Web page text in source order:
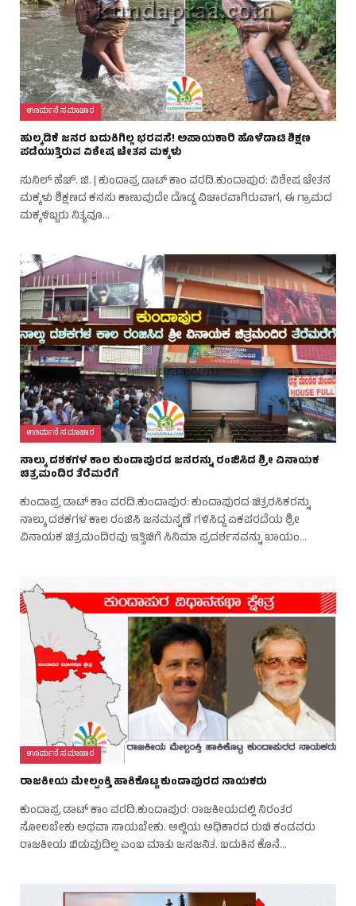
ಊರ್ಮನೆ ಸಮಾಚಾರ
ಹುಲ್ಕಡಿಕೆ ಜನರ ಬದುಕಿಗಿಲ್ಲ ಭರವಸೆ! ಅಪಾಯಕಾರಿ ಹೊಳೆದಾಟಿ ಶಿಕ್ಷಣ
ಪಡೆಯುತ್ತಿರುವ ವಿಶೇಷ ಚೇತನ ಮಕ್ಕಳು
ಸುನಿಲ್ ಹೆಚ್. ಜಿ. | ಕುಂದಾಪ್ರ ಡಾಟ್ ಕಾಂ ವರದಿ.ಕುಂದಾಪುರ: ವಿಶೇಷ ಚೇತನ
ಮಕ್ಕಳು ಶಿಕ್ಷಣದ ಕನಸು ಕಾಣುವುದೇ ದೊಡ್ಡ ವಿಚಾರವಾಗಿರುವಾಗ, ಈ ಗ್ರಾಮದ
ಮಕ್ಕಳಿಬ್ಬರು ನಿತ್ಯವೂ…
ಊರ್ಮನೆ ಸಮಾಚಾರ
ನಾಲ್ಕು ದಶಕಗಳ ಕಾಲ ಕುಂದಾಪುರದ ಜನರನ್ನು ರಂಜಿಸಿದ ಶ್ರೀ ವಿನಾಯಕ
ಚಿತ್ರಮಂದಿರ ತೆರೆಮರೆಗೆ
ಕುಂದಾಪ್ರ ಡಾಟ್ ಕಾಂ ವರದಿ.ಕುಂದಾಪುರ: ಕುಂದಾಪುರದ ಚಿತ್ರರಸಿಕರನ್ನು
ನಾಲ್ಕು ದಶಕಗಳ ಕಾಲ ರಂಜಿಸಿ ಜನಮನ್ನಣೆ ಗಳಿಸಿದ್ದ ಏಕಪರದೆಯ ಶ್ರೀ
ವಿನಾಯಕ ಚಿತ್ರಮಂದಿರವು ಇತ್ತಿಚಿಗೆ ಸಿನಿಮಾ ಪ್ರದರ್ಶನವನ್ನು ಖಾಯಂ…
ಊರ್ಮನೆ ಸಮಾಚಾರ
ರಾಜಕೀಯ ಮೇಲ್ಪಂಕ್ತಿ ಹಾಕಿಕೊಟ್ಟ ಕುಂದಾಪುರದ ನಾಯಕರು
ಕುಂದಾಪ್ರ ಡಾಟ್ ಕಾಂ ವರದಿ.ಕುಂದಾಪುರ: ರಾಜಕೀಯದಲ್ಲಿ ನಿರಂತರ
ಸೋಲಬೇಕು ಅಥವಾ ಸಾಯಬೇಕು. ಅಲ್ಲಿಯ ಅಧಿಕಾರದ ರುಚಿ ಕಂಡವರು
ರಾಜಕೀಯ ಬಿಡುವುದಿಲ್ಲ ಎಂಬ ಮಾತು ಜನಜನಿತ. ಬದುಕಿನ ಕೊನೆ…